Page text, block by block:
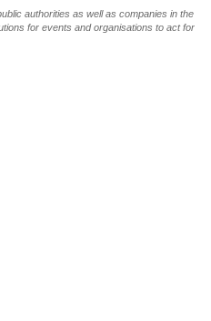
authorities as well as companies in the
for events and organisations to act for